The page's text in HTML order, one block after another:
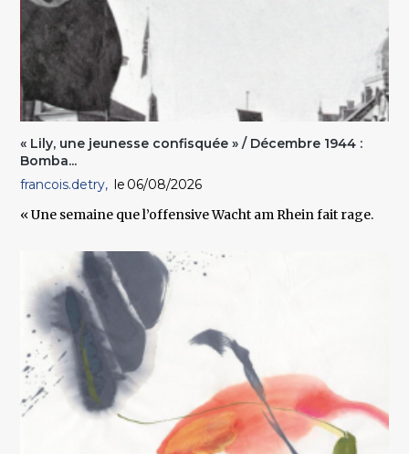
« Lily, une jeunesse confisquée » / Décembre 1944 :
Bomba...
francois.detry
06/08/2026
« Une semaine que l’offensive Wacht am Rhein fait rage.